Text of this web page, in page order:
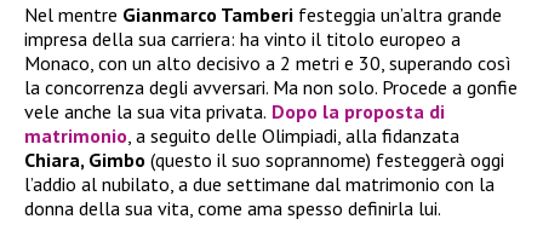
Nel mentre Gianmarco Tamberi festeggia un’altra grande
impresa della sua carriera: ha vinto il titolo europeo a
Monaco, con un alto decisivo a 2 metri e 30, superando così
la concorrenza degli avversari. Ma non solo. Procede a gonfie
vele anche la sua vita privata. Dopo la proposta di
matrimonio , a seguito delle Olimpiadi, alla fidanzata
Chiara, Gimbo (questo il suo soprannome) festeggerà oggi
l’addio al nubilato, a due settimane dal matrimonio con la
donna della sua vita, come ama spesso definirla lui.